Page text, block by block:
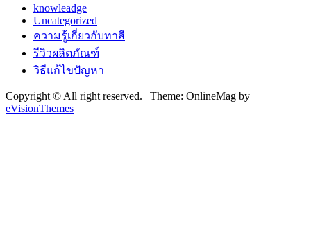
knowleadge
Uncategorized
ความรู้เกี่ยวกับทาสี
รีวิวผลิตภัณฑ์
วิธีแก้ไขปัญหา
Copyright © All right reserved. | Theme: OnlineMag by
eVisionThemes